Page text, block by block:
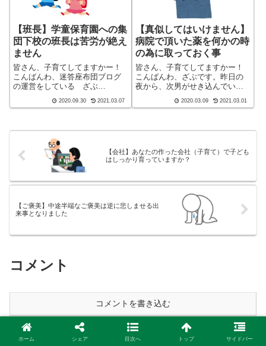
【班長】学童保育園への集
団下校の班長は苦労が絶え
ません
皆さん、子育てしてますかー！
こんばんわ、迷答座布団ブログ
の運営をしている ざぶ
は40代でひとり親（シンパパ）
ます。※詳しくはプロフィー
2020.09.30 2021.03.07
【真似してはいけません】
病院で頂いた薬を何かの時
の為に取っておく事
皆さん、子育てしてますかー！
こんばんわ、ざぶです。昨日の
夜から、次男がせき込んでいま
なかったみたいで、夜中までせ
でしたが、熱はいつも通りでし
2020.03.09 2021.03.01
【会社】あなたの作った会社（子育て）で子ども
はしっかり育っていますか？
【ご褒美】中途半端なご褒美は逆に悲しませる出
来事となりました
コメント
コメントを書き込む
このサイトはスパムを低減するために Akismet を使っています。
ホーム シェア 目次へ トップ サイドバー